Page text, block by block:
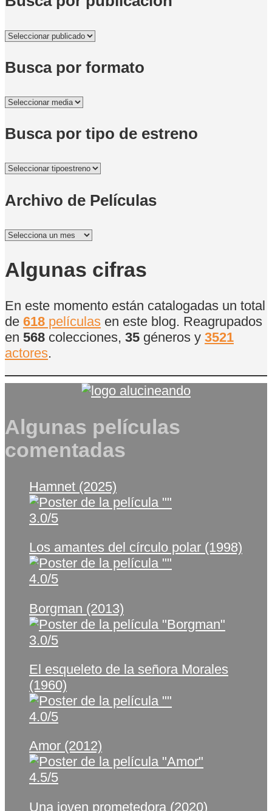
Busca por formato
Busca por tipo de estreno
Archivo de Películas
Archivo
Películas
Algunas cifras
En este momento están catalogadas un total
de 618 películas en este blog. Reagrupados
en 568 colecciones, 35 géneros y 3521
actores.
Algunas películas
comentadas
Hamnet (2025)
3.0/5
Los amantes del círculo polar (1998)
4.0/5
Borgman (2013)
3.0/5
El esqueleto de la señora Morales
(1960)
4.0/5
Amor (2012)
4.5/5
Una joven prometedora (2020)